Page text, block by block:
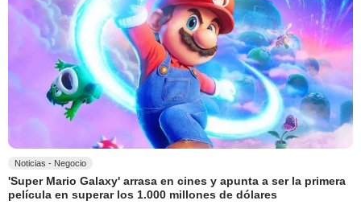
Noticias - Negocio
'Super Mario Galaxy' arrasa en cines y apunta a ser la primera
película en superar los 1.000 millones de dólares